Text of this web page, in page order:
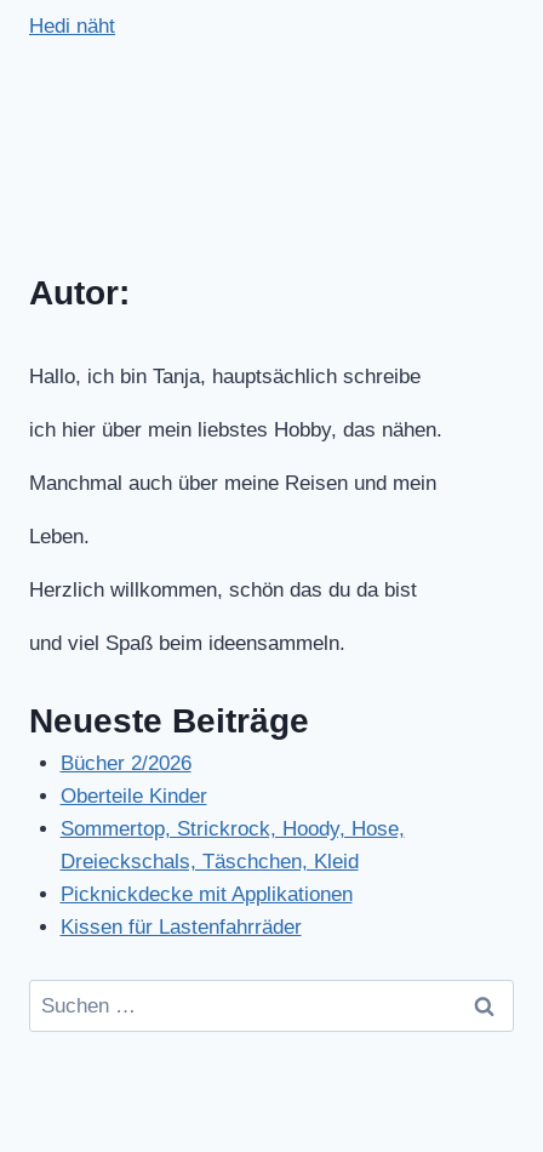
Hedi näht
Autor:
Hallo, ich bin Tanja, hauptsächlich schreibe
ich hier über mein liebstes Hobby, das nähen.
Manchmal auch über meine Reisen und mein
Leben.
Herzlich willkommen, schön das du da bist
und viel Spaß beim ideensammeln.
Neueste Beiträge
Bücher 2/2026
Oberteile Kinder
Sommertop, Strickrock, Hoody, Hose,
Dreieckschals, Täschchen, Kleid
Picknickdecke mit Applikationen
Kissen für Lastenfahrräder
Suchen
nach: